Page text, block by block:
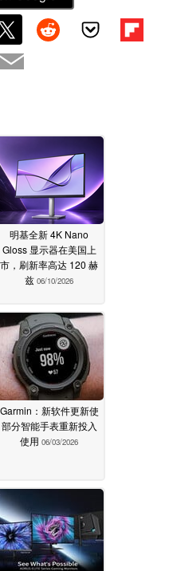
明基全新 4K Nano
Gloss 显示器在美国上
市，刷新率高达 120 赫
兹 06/10/2026
Garmin：新软件更新使
部分智能手表重新投入
使用 06/03/2026